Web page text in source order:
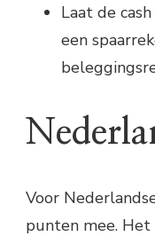
Laat de
een
Voor
punten mee.